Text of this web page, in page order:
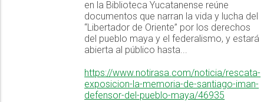
en la Biblioteca Yucatanense reúne
documentos que narran la vida y lucha del
“Libertador de Oriente” por los derechos
del pueblo maya y el federalismo, y estará
abierta al público hasta...
https://www.notirasa.com/noticia/rescata-
exposicion-la-memoria-de-santiago-iman-
defensor-del-pueblo-maya/46935